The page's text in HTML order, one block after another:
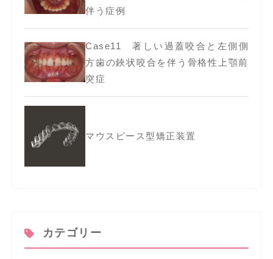
伴う症例
Case11 著しい過蓋咬合と左側側
方歯の鋏状咬合を伴う骨格性上顎前
突症
マウスピース型矯正装置
カテゴリー